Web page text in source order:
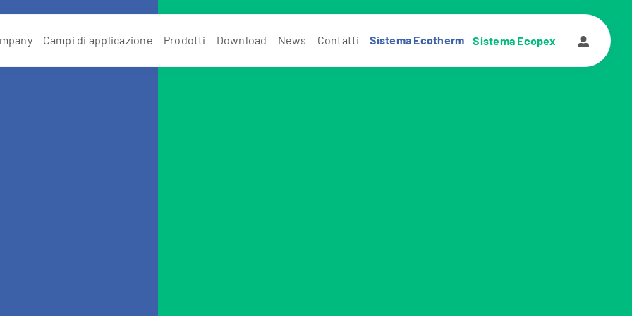
Campi di applicazione Prodotti Download News Contatti Sistema Ecotherm Sistema Ecopex